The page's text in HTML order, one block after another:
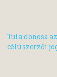
Tulajdonosa
célú szerzői